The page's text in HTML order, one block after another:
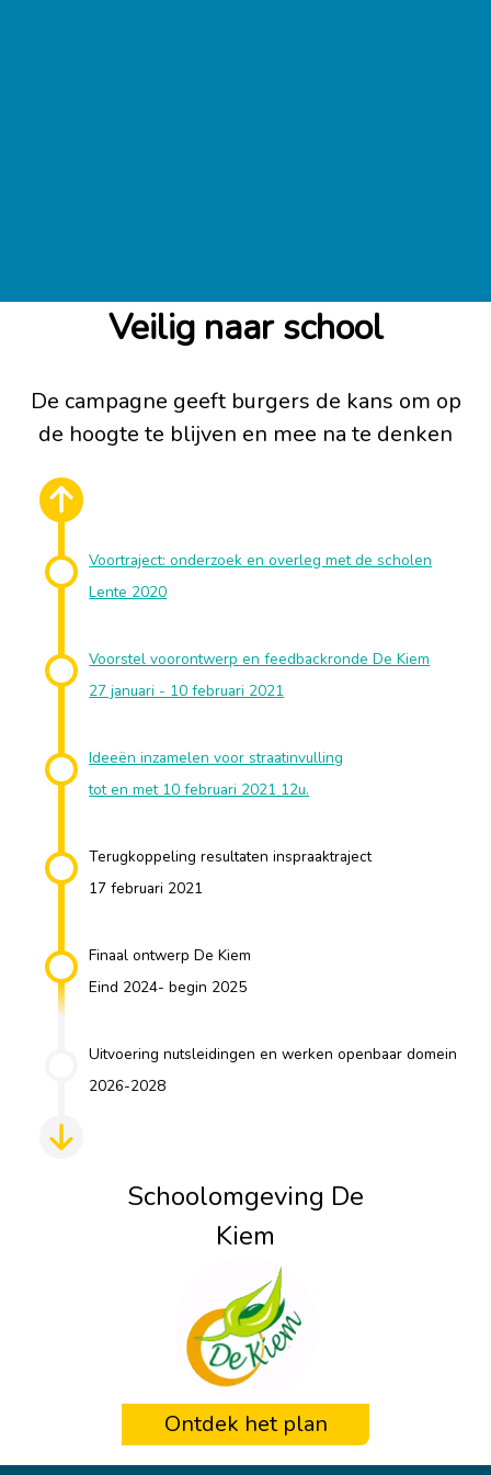
Veilig naar school
De campagne geeft burgers de kans om op
de hoogte te blijven en mee na te denken
Voortraject: onderzoek en overleg met de scholen
Lente 2020
Voorstel voorontwerp en feedbackronde De Kiem
27 januari - 10 februari 2021
Ideeën inzamelen voor straatinvulling
tot en met 10 februari 2021 12u.
Terugkoppeling resultaten inspraaktraject
17 februari 2021
Finaal ontwerp De Kiem
Eind 2024- begin 2025
Uitvoering nutsleidingen en werken openbaar domein
2026-2028
Schoolomgeving De
Kiem
Ontdek het plan